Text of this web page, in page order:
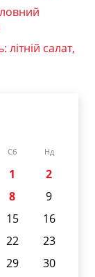
салат,
Сб Нд
1
2
8
9
15
16
22
23
29
30